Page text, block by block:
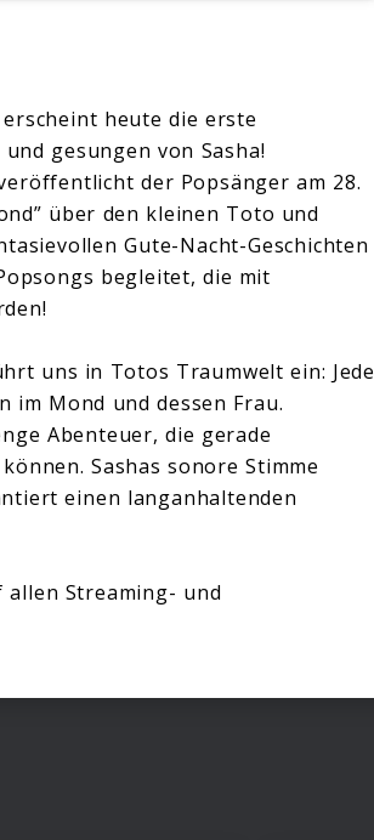
heute die erste
gesungen von Sasha!
der Popsänger am 28.
über den kleinen Toto und
Gute-Nacht-Geschichten
begleitet, die mit
uns in Totos Traumwelt ein: Jede
im Mond und dessen Frau.
Abenteuer, die gerade
Sashas sonore Stimme
einen langanhaltenden
Streaming- und